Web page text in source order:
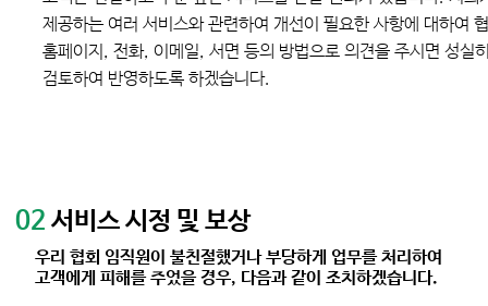
제공하는 여러 서비스와 관련하여 개선이 필요한 사항에 대하여
홈페이지, 전화, 이메일, 서면 등의 방법으로 의견을 주시면 성실
검토하여 반영하도록 하겠습니다.
02 서비스 시정 및 보상
우리 협회 임직원이 불친절했거나 부당하게 업무를 처리하여
고객에게 피해를 주었을 경우, 다음과 같이 조치하겠습니다.